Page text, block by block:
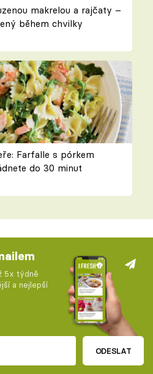
makrelou a rajčaty –
během chvilky
Farfalle s pórkem
do 30 minut
5x týdně
a nejlepší
ODESLAT